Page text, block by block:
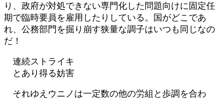
り、政府が対処できない専門化した問題向けに固定任
期で臨時要員を雇用したりしている。国がどこであ
れ、公務部門を掘り崩す狭量な調子はいつも同じなの
だ！
連続ストライキ
とあり得る妨害
それゆえウニノは一定数の他の労組と歩調を合わ